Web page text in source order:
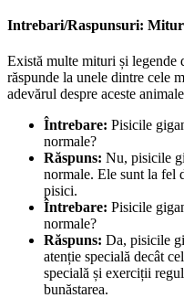
Intrebari/Raspunsuri:
Există multe mituri și
răspunde la unele dintre cele
adevărul despre aceste
Întrebare: Pisicile
normale?
Răspuns: Nu, pisicile
normale. Ele sunt la fel
pisici.
Întrebare: Pisicile
normale?
Răspuns: Da, pisicile
atenție specială decât
specială și exerciții
bunăstarea.